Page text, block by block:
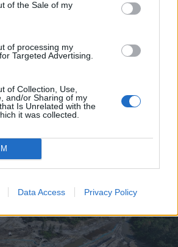
of the Sale of my
of processing my
Targeted Advertising.
of Collection, Use,
and/or Sharing of my
Is Unrelated with the
it was collected.
Data Access Privacy Policy
hétfő
a talaj a parajdi
de egyelőre nem